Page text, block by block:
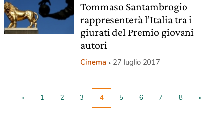
Tommaso Santambrogio
rappresenterà l’Italia tra i
giurati del Premio giovani
autori
Cinema 27 luglio 2017
« 1 2 3 4 5 6 7 8 »